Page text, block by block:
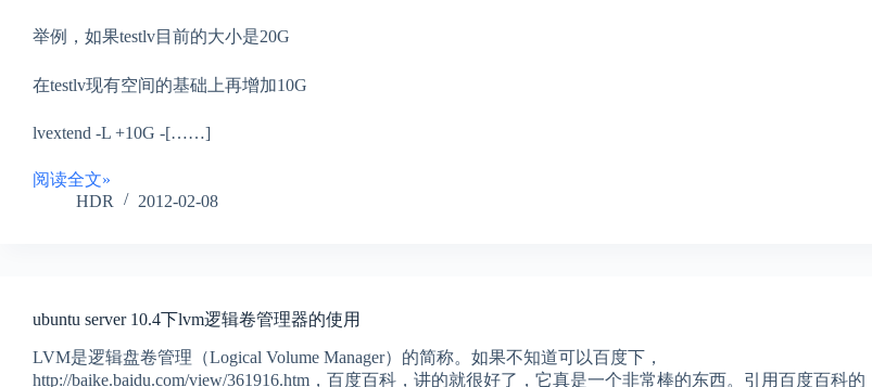
举例，如果testlv目前的大小是20G
在testlv现有空间的基础上再增加10G
lvextend -L +10G -[……]
阅读全文»
HDR
2012-02-08
ubuntu server 10.4下lvm逻辑卷管理器的使用
LVM是逻辑盘卷管理（Logical Volume Manager）的简称。如果不知道可以百度下，
http://baike.baidu.com/view/361916.htm，百度百科，讲的就很好了，它真是一个非常棒的东西。引用百度百科的